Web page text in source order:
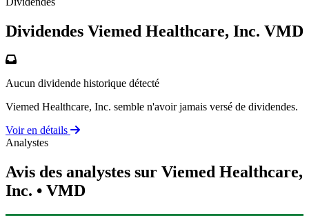
Dividendes Viemed Healthcare, Inc. VMD
Aucun dividende historique détecté
Viemed Healthcare, Inc. semble n'avoir jamais versé de dividendes.
Voir en détails
Analystes
Avis des analystes sur Viemed Healthcare,
Inc. • VMD